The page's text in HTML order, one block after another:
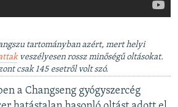
tartományban azért, mert helyi
veszélyesen rossz minőségű oltásokat.
csak 145 esetről volt szó.
a Changseng gyógyszercég